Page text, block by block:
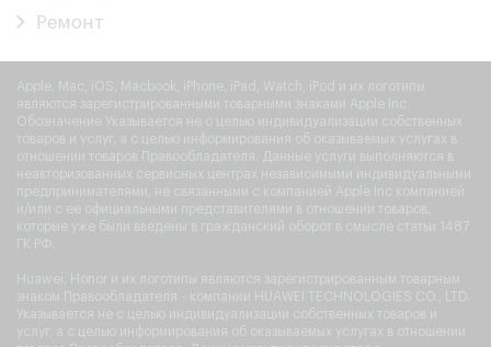
Ремонт
Apple, Mac, iOS, Macbook, iPhone, iPad, Watch, iPod и их логотипы
являются зарегистрированными товарными знаками Apple Inc.
Обозначение Указывается не с целью индивидуализации собственных
товаров и услуг, а с целью информирования об оказываемых услугах в
отношении товаров Правообладателя. Данные услуги выполняются в
неавторизованных сервисных центрах независимыми индивидуальными
предпринимателями, не связанными с компанией Apple Inc компанией
и/или с ее официальными представителями в отношении товаров,
которые уже были введены в гражданский оборот в смысле статьи 1487
ГК РФ.
Huawei, Honor и их логотипы являются зарегистрированным товарным
знаком Правообладателя - компании HUAWEI TECHNOLOGIES CO., LTD.
Указывается не с целью индивидуализации собственных товаров и
услуг, а с целью информирования об оказываемых услугах в отношении